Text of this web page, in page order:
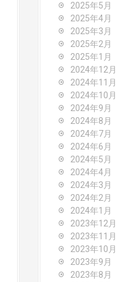
2025年5月
2025年4月
2025年3月
2025年2月
2025年1月
2024年12月
2024年11月
2024年10月
2024年9月
2024年8月
2024年7月
2024年6月
2024年5月
2024年4月
2024年3月
2024年2月
2024年1月
2023年12月
2023年11月
2023年10月
2023年9月
2023年8月